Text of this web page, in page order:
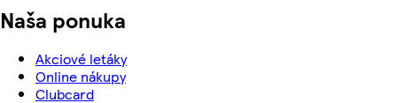
Naša ponuka
Akciové letáky
Online nákupy
Clubcard